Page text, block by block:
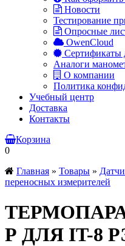
Новости
Тестирование
Опросные
OwenCloud
Сертификаты
Аналоги
О компании
Политика
Учебный центр
Доставка
Контакты
Корзина
0
Главная » Товары »
переносных измерителей
Р ДЛЯ IT-8